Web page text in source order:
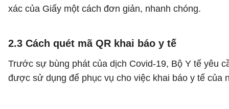
xác của Giấy một cách đơn giản, nhanh chóng.
2.3 Cách quét mã QR khai báo y tế
Trước sự bùng phát của dịch Covid-19, Bộ Y tế yêu
được sử dụng để phục vụ cho việc khai báo y tế của